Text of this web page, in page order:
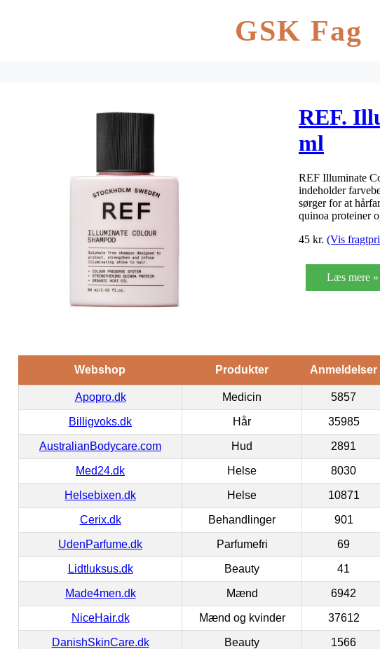
GSK Fag
REF.
ml
REF Illuminate
indeholder
sørger for at
quinoa proteiner
45 kr. (Vis
Læs mere »
Webshop Produkter Anmeldelser
Apopro.dk Medicin 5857
Billigvoks.dk Hår 35985
AustralianBodycare.com Hud 2891
Med24.dk Helse 8030
Helsebixen.dk Helse 10871
Cerix.dk Behandlinger 901
UdenParfume.dk Parfumefri 69
Lidtluksus.dk Beauty 41
Made4men.dk Mænd 6942
NiceHair.dk Mænd og kvinder 37612
DanishSkinCare.dk Beauty 1566